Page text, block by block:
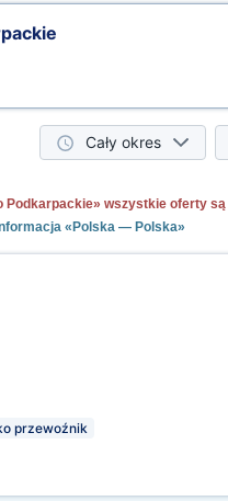
Cały okres
Podkarpackie» wszystkie oferty
«Polska — Polska»
przewoźnik